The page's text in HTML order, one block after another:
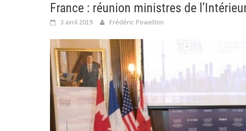
France : réunion ministres de
3 avril 2019 Frédéric Powelton